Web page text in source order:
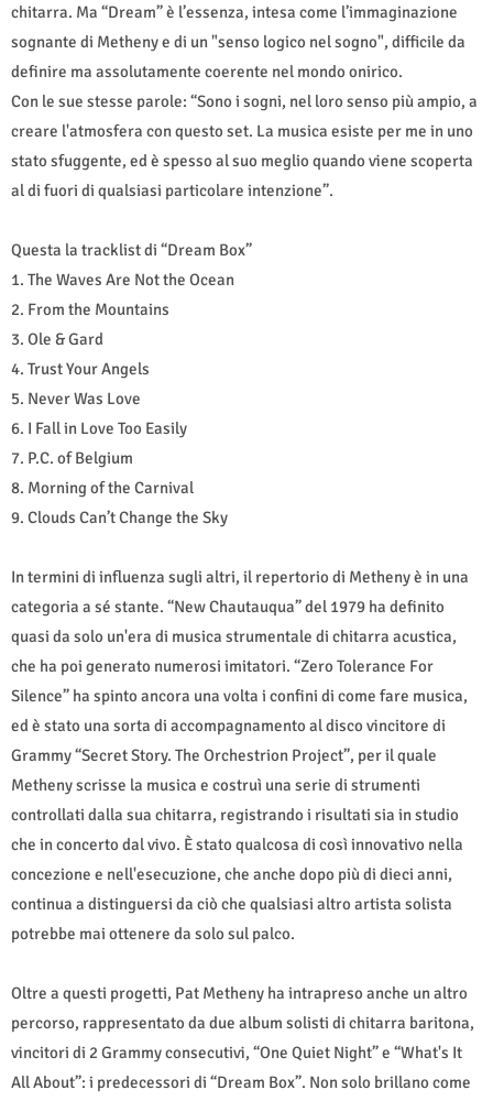
chitarra. Ma “Dream” è l’essenza, intesa come l’immaginazione
sognante di Metheny e di un "senso logico nel sogno", difficile da
definire ma assolutamente coerente nel mondo onirico.
Con le sue stesse parole: “Sono i sogni, nel loro senso più ampio, a
creare l'atmosfera con questo set. La musica esiste per me in uno
stato sfuggente, ed è spesso al suo meglio quando viene scoperta
al di fuori di qualsiasi particolare intenzione”.
Questa la tracklist di “Dream Box”
1. The Waves Are Not the Ocean
2. From the Mountains
3. Ole & Gard
4. Trust Your Angels
5. Never Was Love
6. I Fall in Love Too Easily
7. P.C. of Belgium
8. Morning of the Carnival
9. Clouds Can’t Change the Sky
In termini di influenza sugli altri, il repertorio di Metheny è in una
categoria a sé stante. “New Chautauqua” del 1979 ha definito
quasi da solo un'era di musica strumentale di chitarra acustica,
che ha poi generato numerosi imitatori. “Zero Tolerance For
Silence” ha spinto ancora una volta i confini di come fare musica,
ed è stato una sorta di accompagnamento al disco vincitore di
Grammy “Secret Story. The Orchestrion Project”, per il quale
Metheny scrisse la musica e costruì una serie di strumenti
controllati dalla sua chitarra, registrando i risultati sia in studio
che in concerto dal vivo. È stato qualcosa di così innovativo nella
concezione e nell'esecuzione, che anche dopo più di dieci anni,
continua a distinguersi da ciò che qualsiasi altro artista solista
potrebbe mai ottenere da solo sul palco.
Oltre a questi progetti, Pat Metheny ha intrapreso anche un altro
percorso, rappresentato da due album solisti di chitarra baritona,
vincitori di 2 Grammy consecutivi, “One Quiet Night” e “What's It
All About”: i predecessori di “Dream Box”. Non solo brillano come